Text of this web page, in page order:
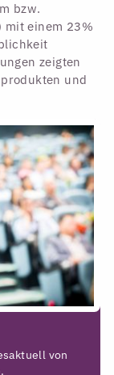
bzw.
mit einem 23%
zeigten
und
von